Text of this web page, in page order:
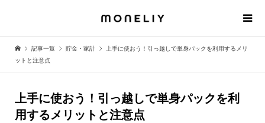
記事一覧 貯金・家計
上手に使おう！引っ越しで単身パックを利用するメリ
ットと注意点
上手に使おう！引っ越しで単身パックを利
用するメリットと注意点